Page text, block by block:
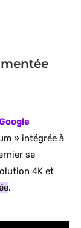
» intégrée à
se
4K et
.